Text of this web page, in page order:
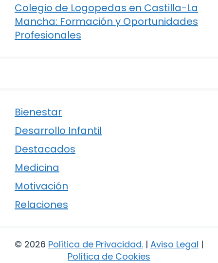
Colegio de Logopedas en Castilla-La
Mancha: Formación y Oportunidades
Profesionales
Bienestar
Desarrollo Infantil
Destacados
Medicina
Motivación
Relaciones
© 2026 Política de Privacidad. | Aviso Legal |
Política de Cookies